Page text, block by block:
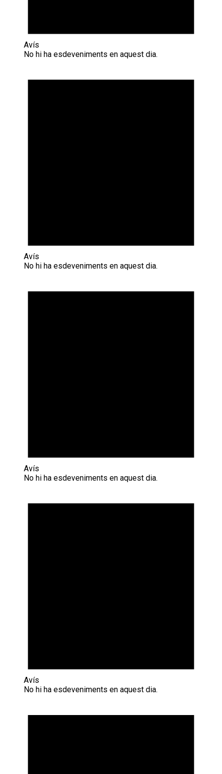
Avís
No hi ha esdeveniments en aquest dia.
Avís
No hi ha esdeveniments en aquest dia.
Avís
No hi ha esdeveniments en aquest dia.
Avís
No hi ha esdeveniments en aquest dia.